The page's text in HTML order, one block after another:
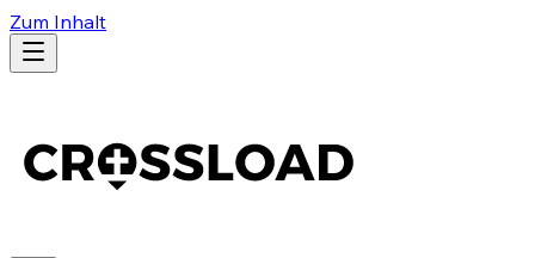
Zum Inhalt